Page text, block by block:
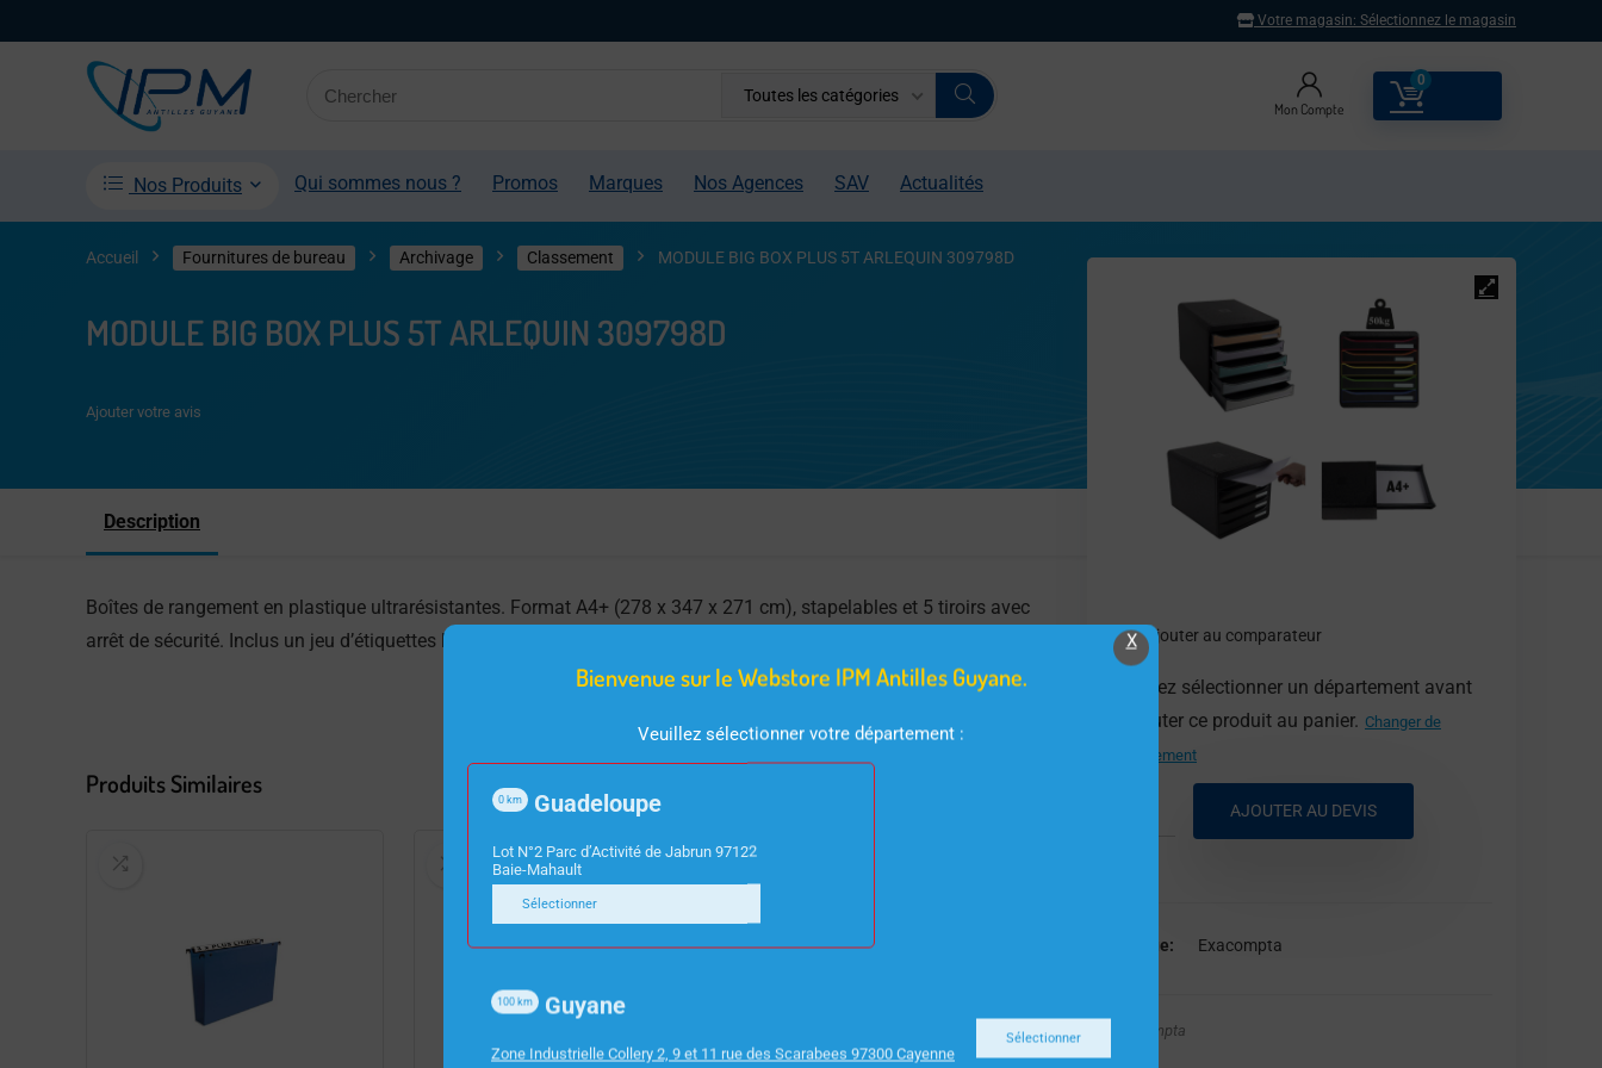
Votre magasin: Sélectionnez le magasin
Toutes les catégories
Mon Compte
0
Nos Produits Qui sommes nous ? Promos Marques Nos Agences SAV Actualités
Accueil Fournitures de bureau Archivage Classement MODULE BIG BOX PLUS 5T ARLEQUIN 309798D
MODULE BIG BOX PLUS 5T ARLEQUIN 309798D
Ajouter au comparateur
Veuillez sélectionner un département avant
d'ajouter ce produit au panier. Changer de
département
AJOUTER AU DEVIS
Marque Exacompta
Exacompta
Ajouter votre avis
Description
Boîtes de rangement en plastique ultrarésistantes. Format A4+ (278 x 347 x 271 cm), stapelables et 5 tiroirs avec
arrêt de sécurité. Inclus un jeu d’étiquettes lundi à dimanche.
Produits Similaires
X
Bienvenue sur le Webstore IPM Antilles Guyane.
Veuillez sélectionner votre département :
Guadeloupe
0 km
Lot N°2 Parc d’Activité de Jabrun 97122
Baie-Mahault
Sélectionner
Guyane
100 km
Zone Industrielle Collery 2, 9 et 11 rue des Scarabees 97300 Cayenne
Sélectionner